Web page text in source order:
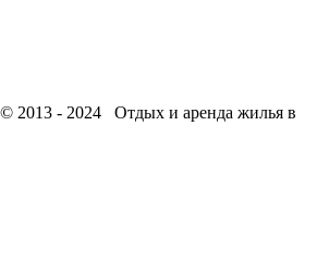
2013 - 2024 Отдых и аренда жилья в